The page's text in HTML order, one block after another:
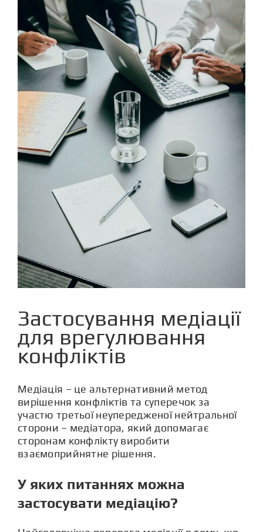
Застосування медіації
для врегулювання
конфліктів
Медіація – це альтернативний метод
вирішення конфліктів та суперечок за
участю третьої неупередженої нейтральної
сторони – медіатора, який допомагає
сторонам конфлікту виробити
взаємоприйнятне рішення.
У яких питаннях можна
застосувати медіацію?